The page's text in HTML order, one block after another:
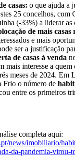
casas: o que ajuda a
25 concelhos, com
(-33%) a liderar as
de mais casas
e mais
ser a justificação
de casas à venda
mais interesse a quem
meses de 2024. Em
Frio o número de
entre os primeiros
completa aqui:
news/imobiliario/
da-pandemia-virou-